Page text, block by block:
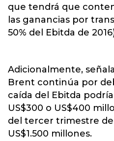
que tendrá que
las ganancias por
50% del Ebitda de
Adicionalmente,
Brent continúa por
caída del Ebitda
US$300 o US$400
del tercer trimestre de
US$1.500 millones.